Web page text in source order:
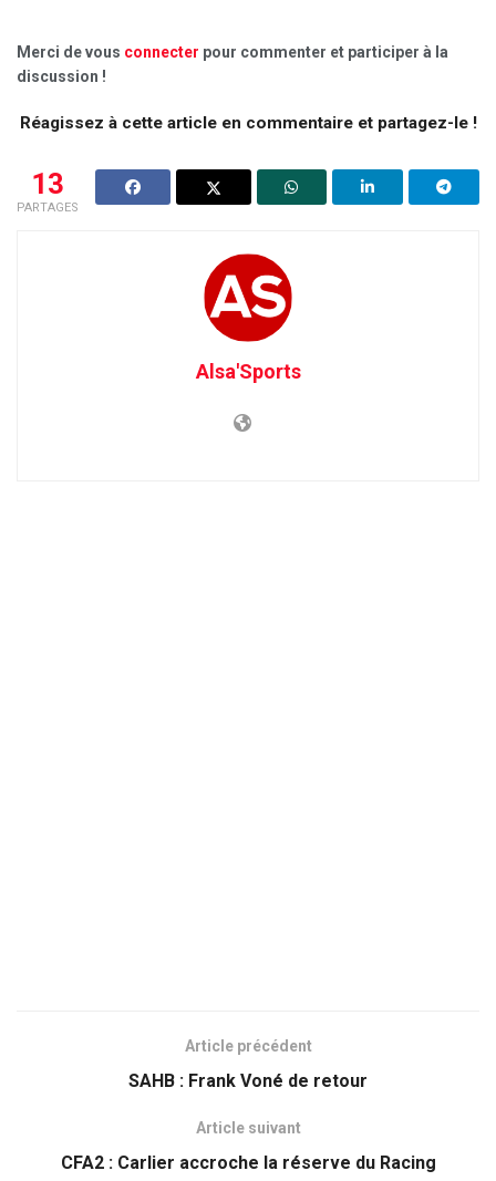
Merci de vous connecter pour commenter et participer à la
discussion !
Réagissez à cette article en commentaire et partagez-le !
13
PARTAGES
Alsa'Sports
Article précédent
SAHB : Frank Voné de retour
Article suivant
CFA2 : Carlier accroche la réserve du Racing